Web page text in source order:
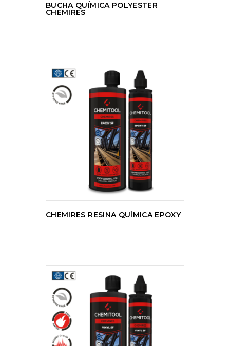
BUCHA QUÍMICA POLYESTER
CHEMIRES
LER MAIS
CHEMIRES RESINA QUÍMICA EPOXY
LER MAIS